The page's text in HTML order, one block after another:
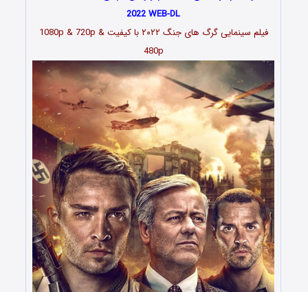
2022 WEB-DL
فیلم سینمایی گرگ های جنگ
با کیفیت 1080p & 720p &
480p